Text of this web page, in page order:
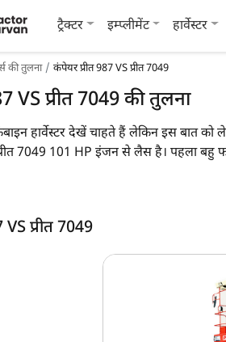
ट्रैक्टर इम्प्लीमेंट हार्वेस्टर
की तुलना कंपेयर प्रीत 987 VS प्रीत 7049
VS प्रीत 7049 की तुलना
हार्वेस्टर देखें चाहते हैं लेकिन इस बात
7049 101 HP इंजन से लैस है। पहला बहु
प्रीत 7049
VS प्रीत 7049